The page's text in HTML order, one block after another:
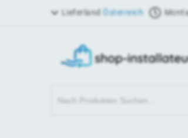
Lieferland Österreich